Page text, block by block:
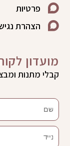
פרטיות
הצהרת
מועדון
קבלי מתנות
שם
נייד